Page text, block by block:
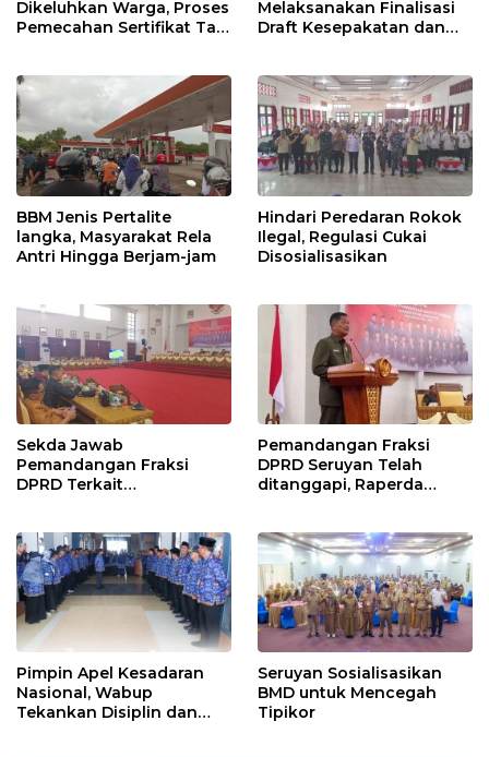
Dikeluhkan Warga, Proses
Pemecahan Sertifikat Tak
Melaksanakan Finalisasi
Draft Kesepakatan dan
BBM Jenis Pertalite
langka, Masyarakat Rela
Antri Hingga Berjam-jam
Hindari Peredaran Rokok
Ilegal, Regulasi Cukai
Disosialisasikan
Sekda Jawab
Pemandangan Fraksi
DPRD Terkait
2024
Pemandangan Fraksi
DPRD Seruyan Telah
ditanggapi, Raperda
Pimpin Apel Kesadaran
Nasional, Wabup
Tekankan Disiplin dan
Seruyan Sosialisasikan
BMD untuk Mencegah
Tipikor